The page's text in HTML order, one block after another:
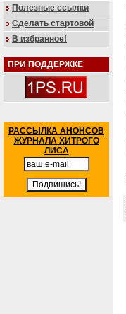
Полезные ссылки
Сделать стартовой
В избранное!
ПРИ ПОДДЕРЖКЕ
РАССЫЛКА АНОНСОВ
ЖУРНАЛА ХИТРОГО
ЛИСА